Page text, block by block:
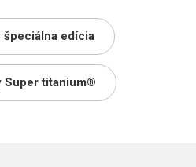
špeciálna edícia
Super titanium®